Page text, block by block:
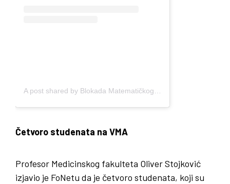
A post shared by Blokada Matematičkog fakulteta Univerziteta u Beogradu (@blokada.matf)
Četvoro studenata na VMA
Profesor Medicinskog fakulteta Oliver Stojković
izjavio je FoNetu da je četvoro studenata, koji su